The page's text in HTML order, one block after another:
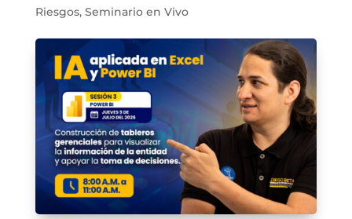
Riesgos, Seminario en Vivo